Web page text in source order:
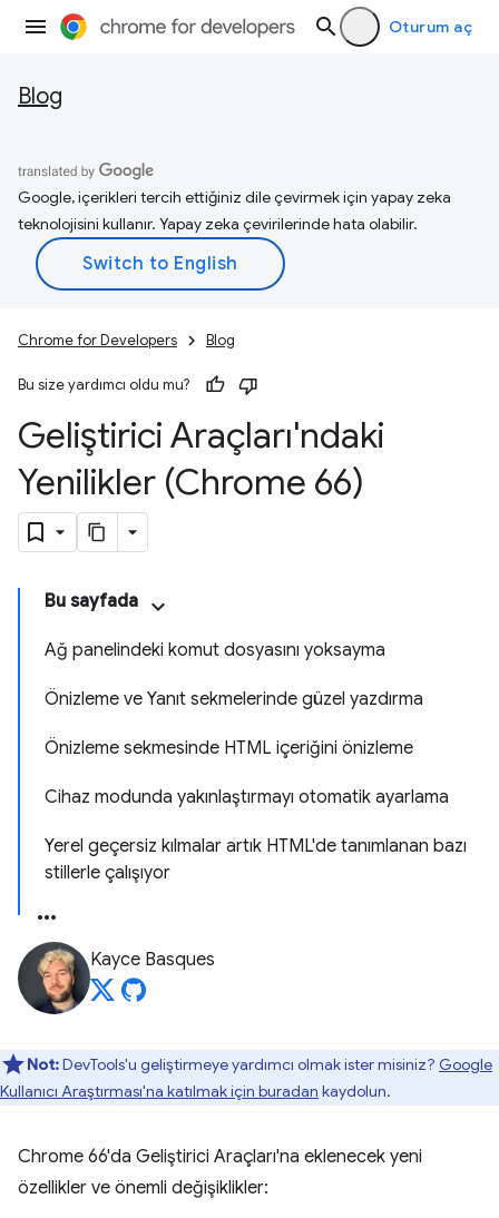
Oturum aç
Blog
Google, içerikleri tercih ettiğiniz dile çevirmek için yapay zeka
teknolojisini kullanır. Yapay zeka çevirilerinde hata olabilir.
Chrome for Developers Blog
Bu size yardımcı oldu mu?
Geliştirici Araçları'ndaki
Yenilikler (Chrome 66)
Bu sayfada
Ağ panelindeki komut dosyasını yoksayma
Önizleme ve Yanıt sekmelerinde güzel yazdırma
Önizleme sekmesinde HTML içeriğini önizleme
Cihaz modunda yakınlaştırmayı otomatik ayarlama
Yerel geçersiz kılmalar artık HTML'de tanımlanan bazı
stillerle çalışıyor
Kayce Basques
Not:DevTools'u geliştirmeye yardımcı olmak ister misiniz? Google
Kullanıcı Araştırması'na katılmak için buradan kaydolun.
Chrome 66'da Geliştirici Araçları'na eklenecek yeni
özellikler ve önemli değişiklikler: